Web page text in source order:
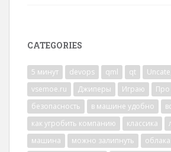
CATEGORIES
5 минут devops qml qt
vsemoe.ru
Джиперы Играю
безопасность
в машине удобно
как угробить компанию
классика
машина
можно залипнуть
облака